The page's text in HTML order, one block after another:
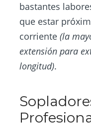
bastantes
que estar
corriente (la
extensión para
longitud).